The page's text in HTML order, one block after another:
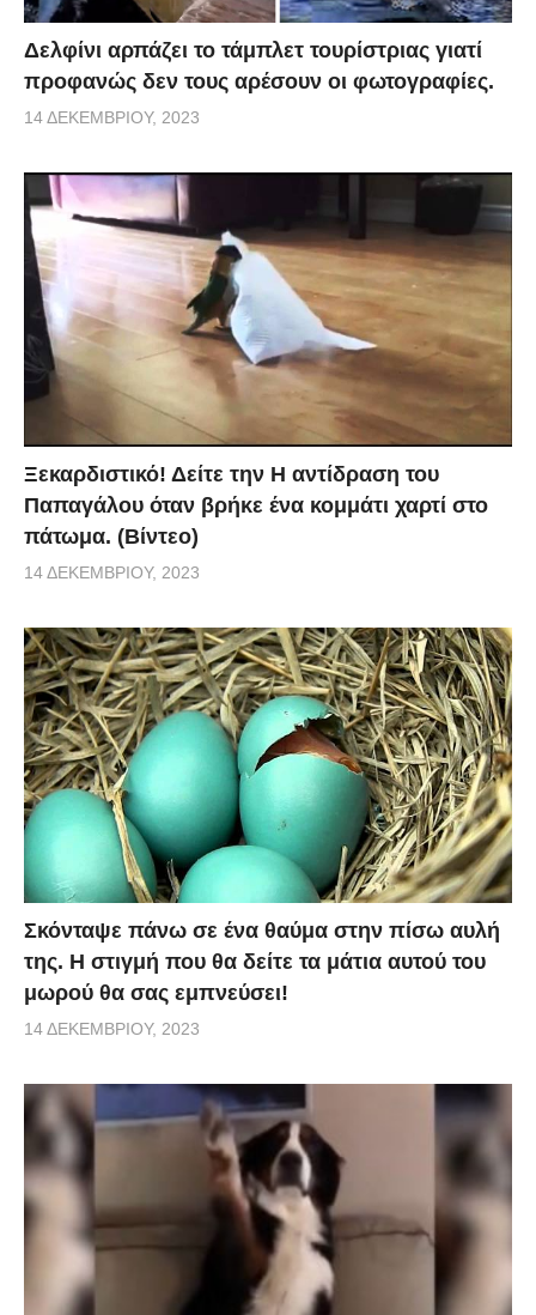
Δελφίνι αρπάζει το τάμπλετ τουρίστριας γιατί
προφανώς δεν τους αρέσουν οι φωτογραφίες.
14 ΔΕΚΕΜΒΡΊΟΥ, 2023
Ξεκαρδιστικό! Δείτε την Η αντίδραση του
Παπαγάλου όταν βρήκε ένα κομμάτι χαρτί στο
πάτωμα. (Βίντεο)
14 ΔΕΚΕΜΒΡΊΟΥ, 2023
Σκόνταψε πάνω σε ένα θαύμα στην πίσω αυλή
της. Η στιγμή που θα δείτε τα μάτια αυτού του
μωρού θα σας εμπνεύσει!
14 ΔΕΚΕΜΒΡΊΟΥ, 2023